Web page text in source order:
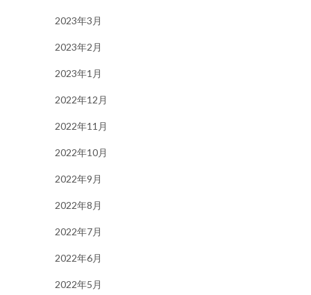
2023年3月
2023年2月
2023年1月
2022年12月
2022年11月
2022年10月
2022年9月
2022年8月
2022年7月
2022年6月
2022年5月